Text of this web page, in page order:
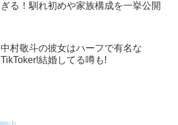
ぎる！馴れ初めや家族構成を一挙公開
中村敬斗の彼女はハーフで有名な
TikToker!結婚してる噂も!